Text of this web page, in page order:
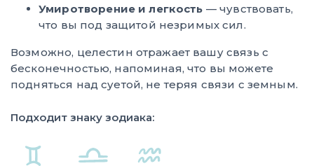
Умиротворение и легкость — чувствовать,
что вы под защитой незримых сил.
Возможно, целестин отражает вашу связь с
бесконечностью, напоминая, что вы можете
подняться над суетой, не теряя связи с земным.
Подходит знаку зодиака: